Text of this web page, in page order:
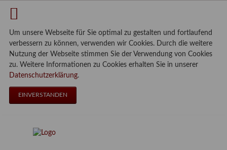
Um unsere Webseite für Sie optimal zu gestalten und fortlaufend
verbessern zu können, verwenden wir Cookies. Durch die weitere
Nutzung der Webseite stimmen Sie der Verwendung von Cookies
zu. Weitere Informationen zu Cookies erhalten Sie in unserer
Datenschutzerklärung.
EINVERSTANDEN